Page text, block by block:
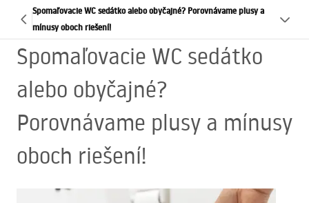
Spomaľovacie WC sedátko alebo obyčajné? Porovnávame plusy a
mínusy oboch riešení!
Spomaľovacie WC sedátko
alebo obyčajné?
Porovnávame plusy a mínusy
oboch riešení!